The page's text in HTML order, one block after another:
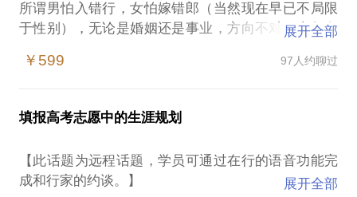
“为什么要来本单位”我该怎么回答？
“三到五年的职业规划”没想过怎么办？
这些问题都是面试中常见而又关键的问题。针对你的
所谓男怕入错行，女怕嫁错郎（当然现在早已不局限
于性别），无论是婚姻还是事业，方向不对，十年白
时间和精力至少有一半被浪费掉了，但问题是，我不
很多人都不清楚自己真正想做什么、能够做什么，工
作上的努力往往是追求理想的工资，但这样的结果往
如果你是一位求职者，如果你准备去见一个可能支持
自己的贵人，那么首先问问自己：
展开全部
￥599 97人约聊过
填报高考志愿中的生涯规划
【此话题为远程话题，学员可通过在行的语音功能完
成和行家的约谈。】
展开全部